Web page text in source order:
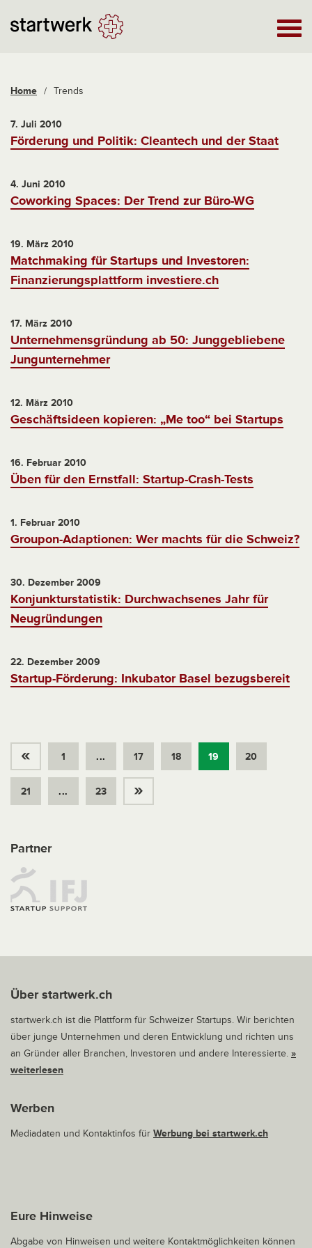
Home / Trends
7. Juli 2010
Förderung und Politik: Cleantech und der Staat
4. Juni 2010
Coworking Spaces: Der Trend zur Büro-WG
19. März 2010
Matchmaking für Startups und Investoren:
Finanzierungsplattform investiere.ch
17. März 2010
Unternehmensgründung ab 50: Junggebliebene
Jungunternehmer
12. März 2010
Geschäftsideen kopieren: „Me too“ bei Startups
16. Februar 2010
Üben für den Ernstfall: Startup-Crash-Tests
1. Februar 2010
Groupon-Adaptionen: Wer machts für die Schweiz?
30. Dezember 2009
Konjunkturstatistik: Durchwachsenes Jahr für
Neugründungen
22. Dezember 2009
Startup-Förderung: Inkubator Basel bezugsbereit
« 1 ... 17 18 19 20
21 ... 23 »
Partner
Über startwerk.ch
startwerk.ch ist die Plattform für Schweizer Startups. Wir berichten
über junge Unternehmen und deren Entwicklung und richten uns
an Gründer aller Branchen, Investoren und andere Interessierte. »
weiterlesen
Werben
Mediadaten und Kontaktinfos für Werbung bei startwerk.ch
Eure Hinweise
Abgabe von Hinweisen und weitere Kontaktmöglichkeiten können